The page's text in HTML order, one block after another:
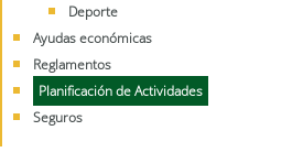
Deporte
Ayudas económicas
Reglamentos
Planificación de Actividades
Seguros